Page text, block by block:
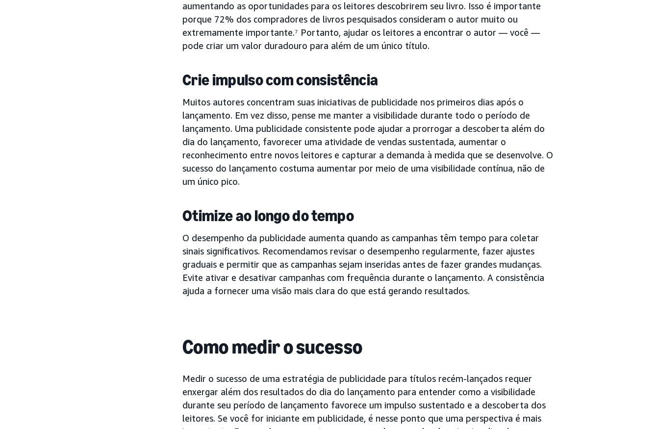
aumentando as oportunidades para os leitores descobrirem seu livro. Isso é importante
porque 72% dos compradores de livros pesquisados consideram o autor muito ou
extremamente importante.⁷ Portanto, ajudar os leitores a encontrar o autor — você —
pode criar um valor duradouro para além de um único título.
Crie impulso com consistência
Muitos autores concentram suas iniciativas de publicidade nos primeiros dias após o
lançamento. Em vez disso, pense me manter a visibilidade durante todo o período de
lançamento. Uma publicidade consistente pode ajudar a prorrogar a descoberta além do
dia do lançamento, favorecer uma atividade de vendas sustentada, aumentar o
reconhecimento entre novos leitores e capturar a demanda à medida que se desenvolve. O
sucesso do lançamento costuma aumentar por meio de uma visibilidade contínua, não de
um único pico.
Otimize ao longo do tempo
O desempenho da publicidade aumenta quando as campanhas têm tempo para coletar
sinais significativos. Recomendamos revisar o desempenho regularmente, fazer ajustes
graduais e permitir que as campanhas sejam inseridas antes de fazer grandes mudanças.
Evite ativar e desativar campanhas com frequência durante o lançamento. A consistência
ajuda a fornecer uma visão mais clara do que está gerando resultados.
Como medir o sucesso
Medir o sucesso de uma estratégia de publicidade para títulos recém-lançados requer
enxergar além dos resultados do dia do lançamento para entender como a visibilidade
durante seu período de lançamento favorece um impulso sustentado e a descoberta dos
leitores. Se você for iniciante em publicidade, é nesse ponto que uma perspectiva é mais